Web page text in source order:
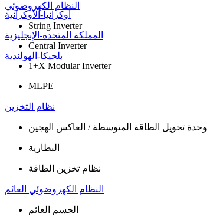
أوكرانيا-الأوكرانية
المملكة المتحدة-الإنجليزية
بلجيكا-الهولندية
النظام الكهروضوئي
String Inverter
Central Inverter
1+X Modular Inverter
MLPE
نظام التخزين
وحدة تحويل الطاقة المتوسطة / العاكس الهجين
البطاریة
نظام تخزین الطاقة
النظام الكهروضوئي العائم
الجسم العائم